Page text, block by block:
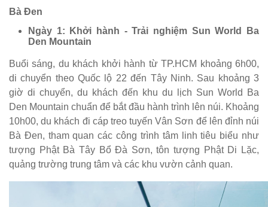
Bà Đen
Ngày 1: Khởi hành - Trải nghiệm Sun World Ba
Den Mountain
Buổi sáng, du khách khởi hành từ TP.HCM khoảng 6h00,
di chuyển theo Quốc lộ 22 đến Tây Ninh. Sau khoảng 3
giờ di chuyển, du khách đến khu du lịch Sun World Ba
Den Mountain chuẩn để bắt đầu hành trình lên núi. Khoảng
10h00, du khách đi cáp treo tuyến Vân Sơn để lên đỉnh núi
Bà Đen, tham quan các công trình tâm linh tiêu biểu như
tượng Phật Bà Tây Bổ Đà Sơn, tôn tượng Phật Di Lặc,
quảng trường trung tâm và các khu vườn cảnh quan.